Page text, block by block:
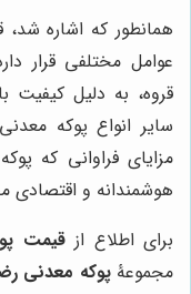
همانطور که اشاره
عوامل مختلفی قرار
قروه، به دلیل کیفیت
سایر انواع پوکه
مزایای فراوانی که
هوشمندانه و
برای اطلاع ازقیمت
مجموعۀپوکه معدنی